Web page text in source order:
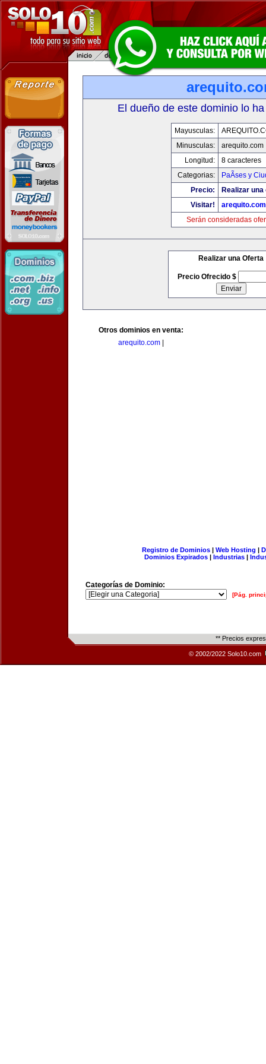
El dueño de este dominio lo
Mayusculas:
Minusculas:
arequito.com
Longitud:
8 caracteres
Categorias:
PaÃ­ses y
Precio:
Realizar
Visitar!
arequito.com
Serán consideradas
Realizar una Oferta
Precio Ofrecido $
Otros dominios en venta:
arequito.com
Registro de Dominios| Web Hosting |
Dominios Expirados | Industrias |
Categorías de Dominio:
[Pág.
** Precios
© 2002/2022 Solo10.com